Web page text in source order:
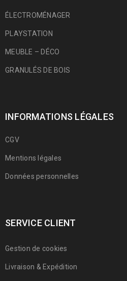
ÉLECTROMÉNAGER
PLAYSTATION
MEUBLE – DÉCO
GRANULÉS DE BOIS
INFORMATIONS LÉGALES
CGV
Mentions légales
Données personnelles
SERVICE CLIENT
Gestion de cookies
Livraison & Expédition